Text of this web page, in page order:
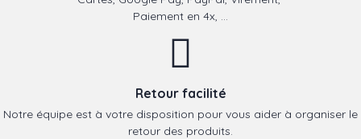
Paiement en 4x, ...
Retour facilité
Notre équipe est à votre disposition pour vous aider à organiser le
retour des produits.